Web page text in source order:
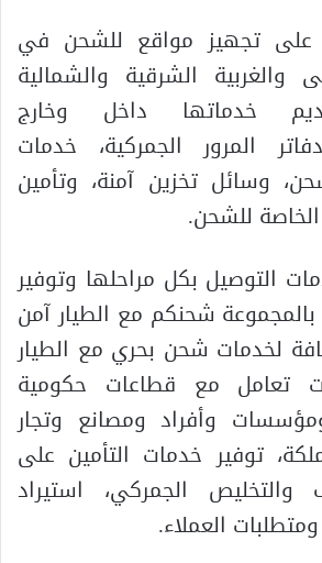
على تجهيز مواقع للشحن في
والغربية الشرقية والشمالية
خدماتها داخل وخارج
المرور الجمركية، خدمات
وسائل تخزين آمنة، وتأمين
الخاصة للشحن.
التوصيل بكل مراحلها وتوفير
شحنكم مع الطيار آمن
لخدمات شحن بحري مع الطيار
تعامل مع قطاعات حكومية
وأفراد ومصانع وتجار
توفير خدمات التأمين على
والتخليص الجمركي، استيراد
العملاء.